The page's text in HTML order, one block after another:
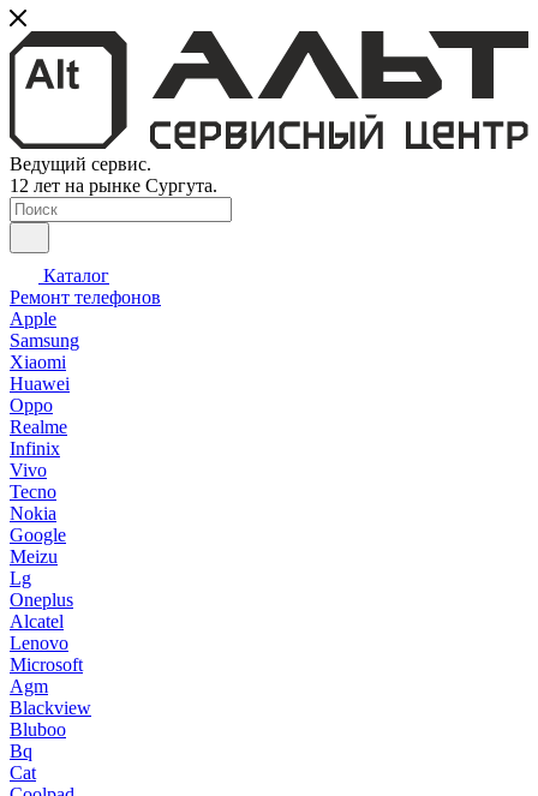
Ведущий сервис.
12 лет на рынке Сургута.
Каталог
Ремонт телефонов
Apple
Samsung
Xiaomi
Huawei
Oppo
Realme
Infinix
Vivo
Tecno
Nokia
Google
Meizu
Lg
Oneplus
Alcatel
Lenovo
Microsoft
Agm
Blackview
Bluboo
Bq
Cat